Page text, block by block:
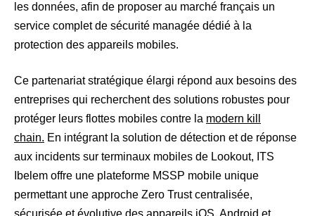
les données, afin de proposer au marché français un
service complet de sécurité managée dédié à la
protection des appareils mobiles.
Ce partenariat stratégique élargi répond aux besoins des
entreprises qui recherchent des solutions robustes pour
protéger leurs flottes mobiles contre la modern kill
chain. En intégrant la solution de détection et de réponse
aux incidents sur terminaux mobiles de Lookout, ITS
Ibelem offre une plateforme MSSP mobile unique
permettant une approche Zero Trust centralisée,